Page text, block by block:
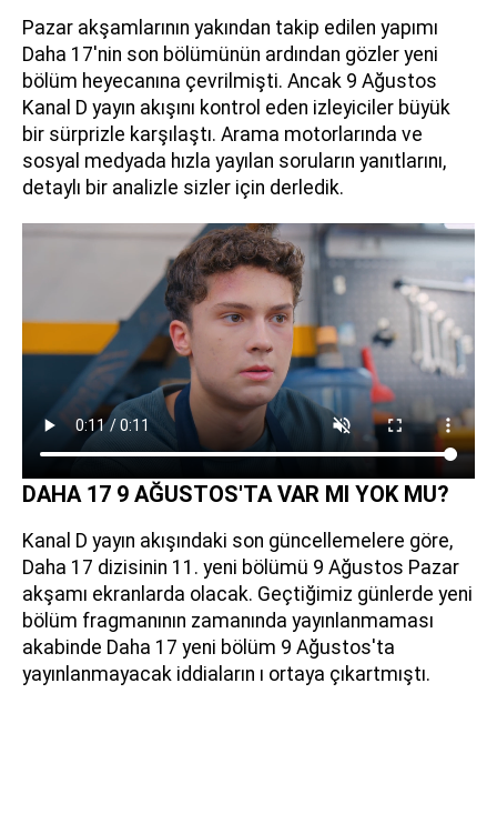
Pazar akşamlarının yakından takip edilen yapımı
Daha 17'nin son bölümünün ardından gözler yeni
bölüm heyecanına çevrilmişti. Ancak 9 Ağustos
Kanal D yayın akışını kontrol eden izleyiciler büyük
bir sürprizle karşılaştı. Arama motorlarında ve
sosyal medyada hızla yayılan soruların yanıtlarını,
detaylı bir analizle sizler için derledik.
DAHA 17 9 AĞUSTOS'TA VAR MI YOK MU?
Kanal D yayın akışındaki son güncellemelere göre,
Daha 17 dizisinin 11. yeni bölümü 9 Ağustos Pazar
akşamı ekranlarda olacak. Geçtiğimiz günlerde yeni
bölüm fragmanının zamanında yayınlanmaması
akabinde Daha 17 yeni bölüm 9 Ağustos'ta
yayınlanmayacak iddiaların ı ortaya çıkartmıştı.